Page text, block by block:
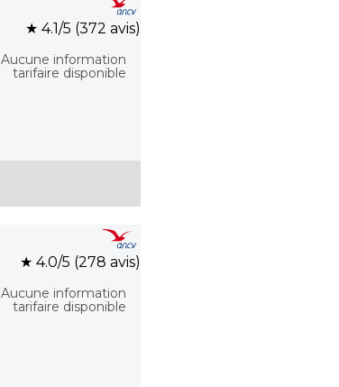
★ 4.1/5 (372 avis)
Aucune information
tarifaire disponible
★ 4.0/5 (278 avis)
Aucune information
tarifaire disponible